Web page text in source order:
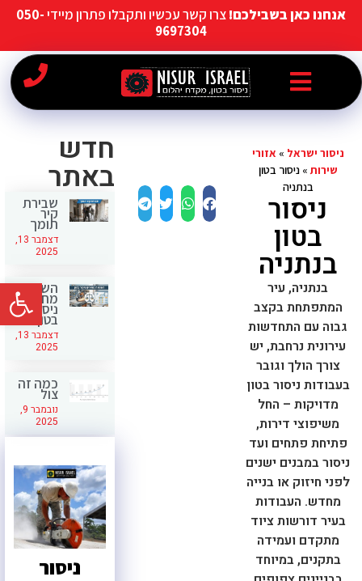
פתח
אנחנו כאן בשבילכם!צרו קשר עכשיו ותקבלו פתרון מיידי050-
9697304
ניסור ישראל » אזורי
שירות»ניסור בטון
בנתניה
ניסור
בטון
בנתניה
בנתניה, עיר
המתפתחת בקצב
גבוה עם התחדשות
עירונית נרחבת, יש
צורך הולך וגובר
בעבודות ניסור בטון
מדויקות – החל
משיפוצי דירות,
פתיחת פתחים ועד
ניסור במבנים ישנים
לפני חיזוק או בנייה
מחדש. העבודות
בעיר דורשות ציוד
מתקדם ועמידה
בתקנים, במיוחד
חדש
באתר
שבירת
קיר
תומך
דצמבר 13,
2025
השוואת
מחירים
ניסור
בטון
דצמבר 13,
2025
כמה זה
צול
נובמבר 9,
2025
ניסור